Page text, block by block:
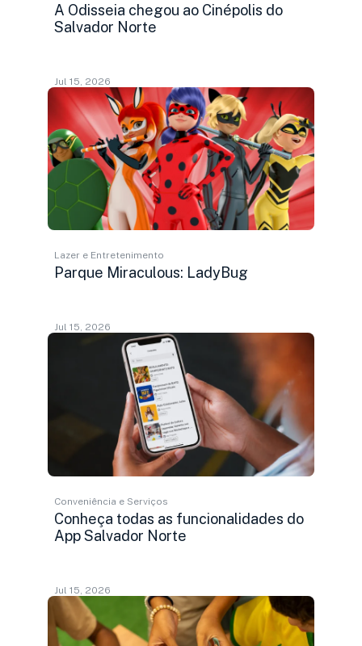
A Odisseia chegou ao Cinépolis do
Salvador Norte
Jul 15, 2026
Lazer e Entretenimento
Parque Miraculous: LadyBug
Jul 15, 2026
Conveniência e Serviços
Conheça todas as funcionalidades do
App Salvador Norte
Jul 15, 2026